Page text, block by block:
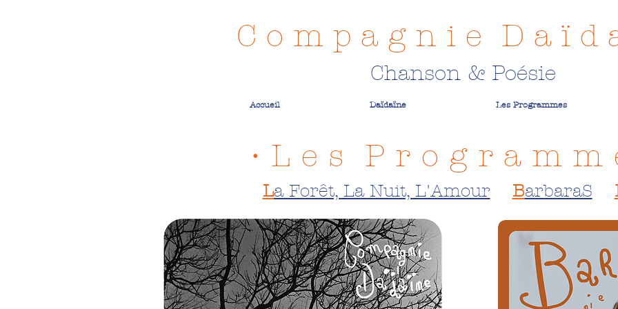
C o m p a g n i e D a ï d
Chanson & Poésie
Accueil Daïdaïne Les Programmes
• L e s P r o g r a m m
La Forêt, La Nuit, L'Amour BarbaraS